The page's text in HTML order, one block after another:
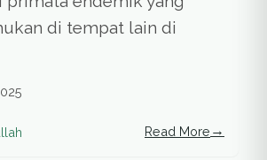
di tempat lain di
Read More →